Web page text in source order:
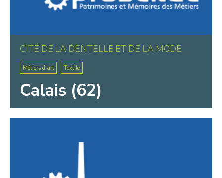
CITÉ DE LA DENTELLE ET DE LA MODE
Métiers d’art Textile
Calais (62)